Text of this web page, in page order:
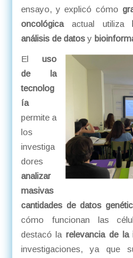
ensayo, y explicó cómo
oncológicaactual utiliza
análisis de datosy
Eluso
de la
tecnolog
ía
permite a
los
investiga
dores
analizar
masivas
cantidades de datos
cómo funcionan las
destacó larelevancia de la
investigaciones, ya que